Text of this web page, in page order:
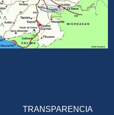
TRANSPARENCIA